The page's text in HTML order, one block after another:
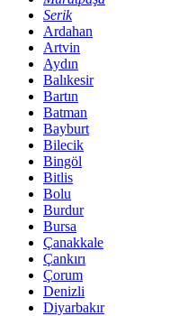
Serik
Ardahan
Artvin
Aydın
Balıkesir
Bartın
Batman
Bayburt
Bilecik
Bingöl
Bitlis
Bolu
Burdur
Bursa
Çanakkale
Çankırı
Çorum
Denizli
Diyarbakır